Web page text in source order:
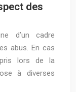
des
d’un cadre
abus. En cas
pris lors de la
à diverses